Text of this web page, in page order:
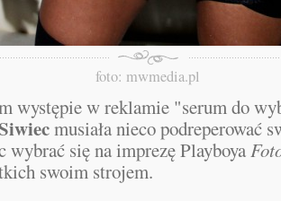
foto: mwmedia.pl
występie w reklamie "serum do
musiała nieco podreperować
wybrać się na imprezę Playboya
swoim strojem.